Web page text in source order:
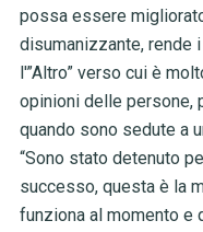
possa essere
disumanizzante, rende
l'”Altro” verso cui è
opinioni delle persone,
quando sono sedute a
“Sono stato detenuto
successo, questa è la
funziona al momento e